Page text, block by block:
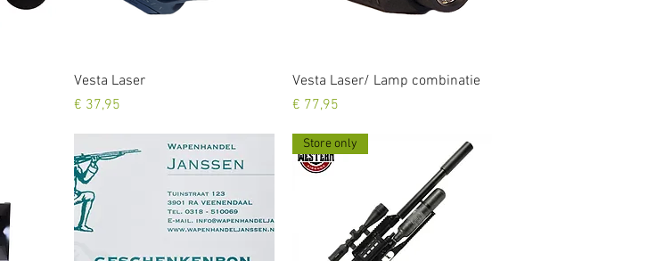
Snel overzicht
Vesta Laser
Prijs
€ 37,95
Snel overzicht
Vesta Laser/ Lamp combinatie
Prijs
€ 77,95
Store only